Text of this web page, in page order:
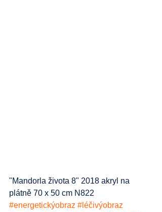
"Mandorla života 8" 2018 akryl na
plátně 70 x 50 cm N822
#energetickýobraz #léčivýobraz